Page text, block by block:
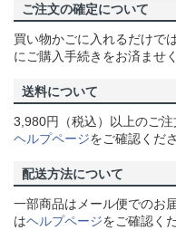
ご注文の確定について
買い物かごに入れるだけで
にご購入手続きをお済ませ
送料について
3,980円（税込）以上のご
ヘルプページをご確認くださ
配送方法について
一部商品はメール便でのお
はヘルプページをご確認く